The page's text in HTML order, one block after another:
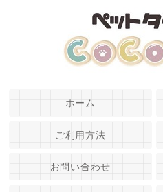
ホーム
ご利用方法
お問い合わせ